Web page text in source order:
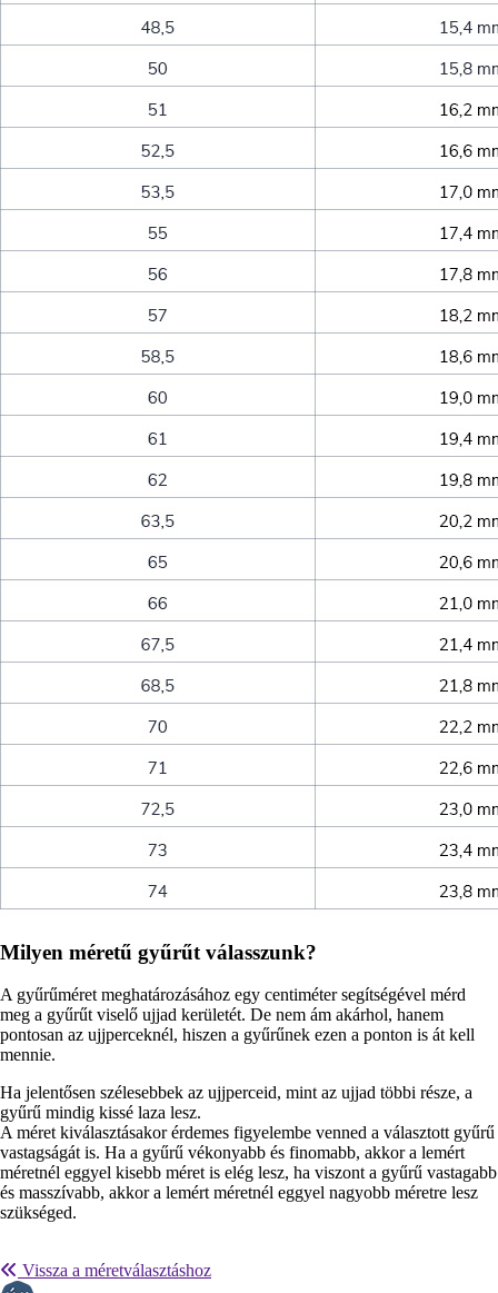
Milyen méretű gyűrűt válasszunk?
A gyűrűméret meghatározásához egy centiméter segítségével mérd
meg a gyűrűt viselő ujjad kerületét. De nem ám akárhol, hanem
pontosan az ujjperceknél, hiszen a gyűrűnek ezen a ponton is át kell
mennie.
Ha jelentősen szélesebbek az ujjperceid, mint az ujjad többi része, a
gyűrű mindig kissé laza lesz.
A méret kiválasztásakor érdemes figyelembe venned a választott gyűrű
vastagságát is. Ha a gyűrű vékonyabb és finomabb, akkor a lemért
méretnél eggyel kisebb méret is elég lesz, ha viszont a gyűrű vastagabb
és masszívabb, akkor a lemért méretnél eggyel nagyobb méretre lesz
szükséged.
Vissza a méretválasztáshoz